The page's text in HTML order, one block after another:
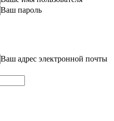
Ваш пароль
Ваш адрес электронной почты